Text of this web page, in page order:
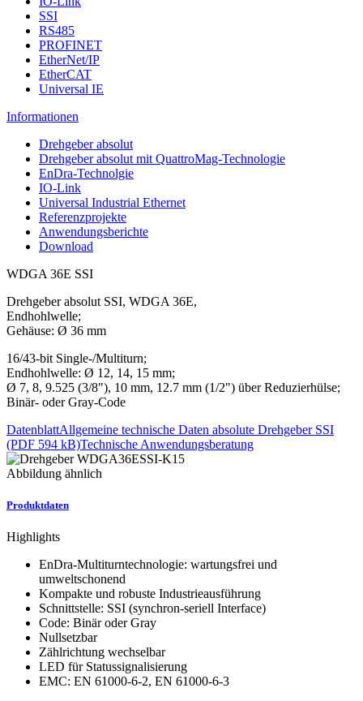
SSI
RS485
PROFINET
EtherNet/IP
EtherCAT
Universal IE
Informationen
Drehgeber absolut
Drehgeber absolut mit QuattroMag-Technologie
EnDra-Technolgie
IO-Link
Universal Industrial Ethernet
Referenzprojekte
Anwendungsberichte
Download
WDGA 36E SSI
Drehgeber absolut SSI, WDGA 36E,
Endhohlwelle;
Gehäuse: Ø 36 mm
16/43-bit Single-/Multiturn;
Endhohlwelle: Ø 12, 14, 15 mm;
Ø 7, 8, 9.525 (3/8"), 10 mm, 12.7 mm (1/2") über Reduzierhülse;
Binär- oder Gray-Code
DatenblattAllgemeine technische Daten absolute Drehgeber SSI
(PDF 594 kB)Technische Anwendungsberatung
Abbildung ähnlich
Produktdaten
Highlights
EnDra-Multiturntechnologie: wartungsfrei und
umweltschonend
Kompakte und robuste Industrieausführung
Schnittstelle: SSI (synchron-seriell Interface)
Code: Binär oder Gray
Nullsetzbar
Zählrichtung wechselbar
LED für Statussignalisierung
EMC: EN 61000-6-2, EN 61000-6-3